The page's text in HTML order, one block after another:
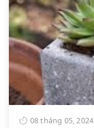
08 tháng 05, 2024